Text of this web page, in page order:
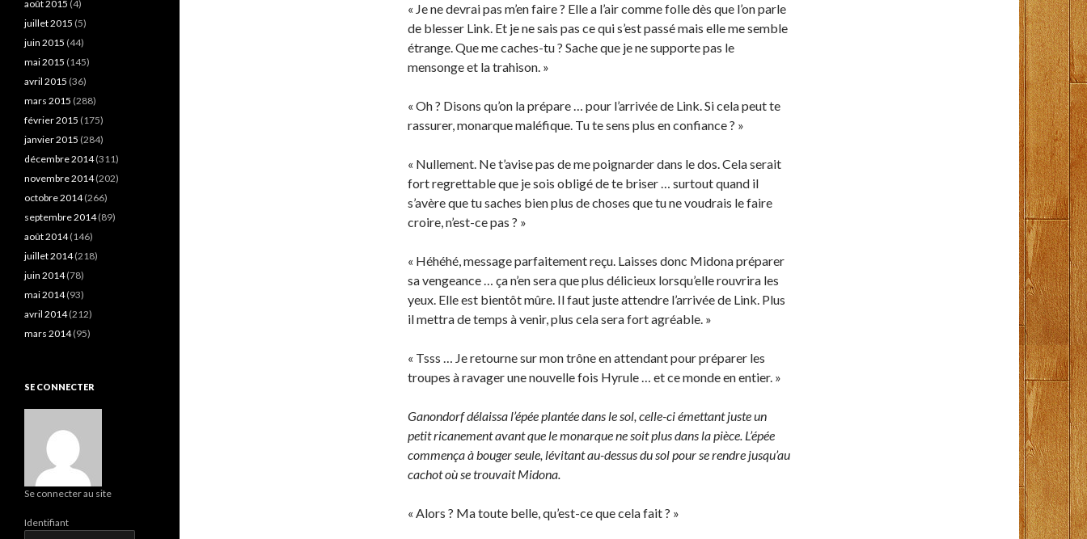
« Je ne devrai pas m’en faire ? Elle a l’air comme folle dès que l’on parle
de blesser Link. Et je ne sais pas ce qui s’est passé mais elle me semble
étrange. Que me caches-tu ? Sache que je ne supporte pas le
mensonge et la trahison. »
« Oh ? Disons qu’on la prépare … pour l’arrivée de Link. Si cela peut te
rassurer, monarque maléfique. Tu te sens plus en confiance ? »
« Nullement. Ne t’avise pas de me poignarder dans le dos. Cela serait
fort regrettable que je sois obligé de te briser … surtout quand il
s’avère que tu saches bien plus de choses que tu ne voudrais le faire
croire, n’est-ce pas ? »
« Héhéhé, message parfaitement reçu. Laisses donc Midona préparer
sa vengeance … ça n’en sera que plus délicieux lorsqu’elle rouvrira les
yeux. Elle est bientôt mûre. Il faut juste attendre l’arrivée de Link. Plus
il mettra de temps à venir, plus cela sera fort agréable. »
« Tsss … Je retourne sur mon trône en attendant pour préparer les
troupes à ravager une nouvelle fois Hyrule … et ce monde en entier. »
Ganondorf délaissa l’épée plantée dans le sol, celle-ci émettant juste un
petit ricanement avant que le monarque ne soit plus dans la pièce. L’épée
commença à bouger seule, lévitant au-dessus du sol pour se rendre jusqu’au
cachot où se trouvait Midona.
« Alors ? Ma toute belle, qu’est-ce que cela fait ? »
août 2015 (4)
juillet 2015 (5)
juin 2015 (44)
mai 2015 (145)
avril 2015 (36)
mars 2015 (288)
février 2015 (175)
janvier 2015 (284)
décembre 2014(311)
novembre 2014(202)
octobre 2014(266)
septembre 2014(89)
août 2014(146)
juillet 2014(218)
juin 2014(78)
mai 2014(93)
avril 2014(212)
mars 2014(95)
SE CONNECTER
Se connecter au site
Identifiant